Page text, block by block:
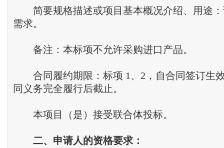
简要规格描述或项目基本概况介绍、用途：
需求。
备注：本标项不允许采购进口产品。
合同履约期限：标项 1、2，自合同签订生
同义务完全履行后截止。
本项目（是）接受联合体投标。
二、申请人的资格要求：